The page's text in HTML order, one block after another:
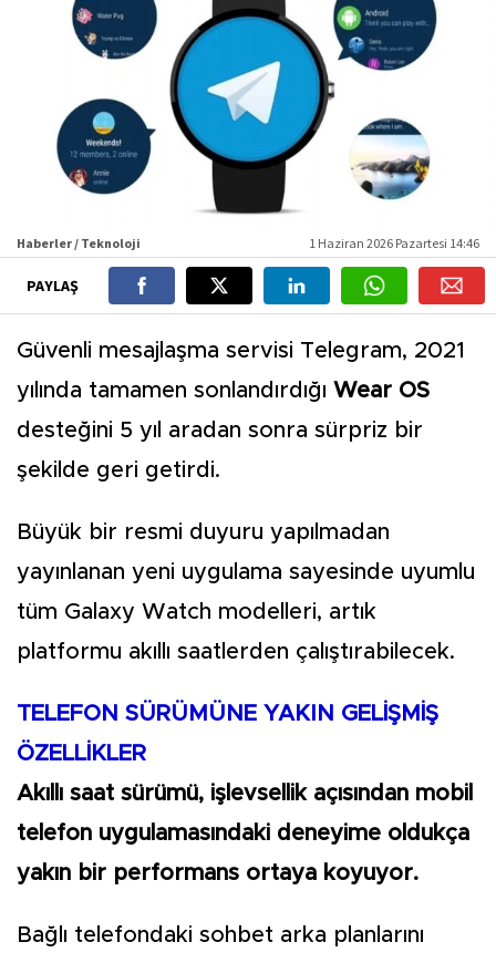
Haberler / Teknoloji 1 Haziran 2026 Pazartesi 14:46
PAYLAŞ
Güvenli mesajlaşma servisi Telegram, 2021
yılında tamamen sonlandırdığı Wear OS
desteğini 5 yıl aradan sonra sürpriz bir
şekilde geri getirdi.
Büyük bir resmi duyuru yapılmadan
yayınlanan yeni uygulama sayesinde uyumlu
tüm Galaxy Watch modelleri, artık
platformu akıllı saatlerden çalıştırabilecek.
TELEFON SÜRÜMÜNE YAKIN GELİŞMİŞ
ÖZELLİKLER
Akıllı saat sürümü, işlevsellik açısından mobil
telefon uygulamasındaki deneyime oldukça
yakın bir performans ortaya koyuyor.
Bağlı telefondaki sohbet arka planlarını